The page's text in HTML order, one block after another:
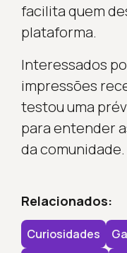
facilita quem
plataforma.
Interessados
impressões
testou uma
para entender
da comunidade.
Relacionados:
Curiosidades